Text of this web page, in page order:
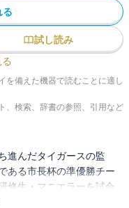
る
試し読み
を備えた機器で読むことに適し
、検索、辞書の参照、引用など
進んだタイガースの監
ある市長杯の準優勝チー
修生・マニエラーを試合
。走力、投球は素晴らし